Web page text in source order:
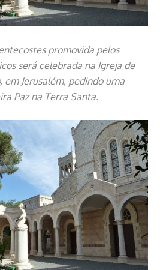
promovida pelos
será celebrada na Igreja de
em Jerusalém, pedindo uma
Paz na Terra Santa.